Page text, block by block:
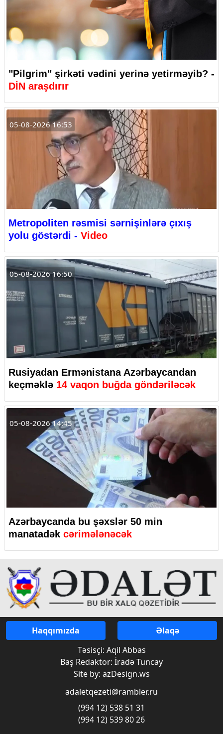
"Pilgrim" şirkəti vədini yerinə yetirməyib? -
DİN araşdırır
05-08-2026 16:53
Metropoliten rəsmisi sərnişinlərə çıxış
yolu göstərdi - Video
05-08-2026 16:50
Rusiyadan Ermənistana Azərbaycandan
keçməklə 14 vaqon buğda göndəriləcək
05-08-2026 14:45
Azərbaycanda bu şəxslər 50 min
manatadək cərimələnəcək
Haqqımızda
Əlaqə
Təsisçi: Aqil Abbas
Baş Redaktor: İradə Tuncay
Site by: azDesign.ws
adaletqezeti@rambler.ru
(994 12) 538 51 31
(994 12) 539 80 26